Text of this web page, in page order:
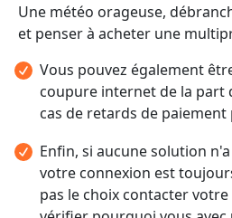
Une météo orageuse,
et penser à acheter une
Vous pouvez également
coupure internet de la part
cas de retards de paiement
Enfin, si aucune solution
votre connexion est
pas le choix contacter